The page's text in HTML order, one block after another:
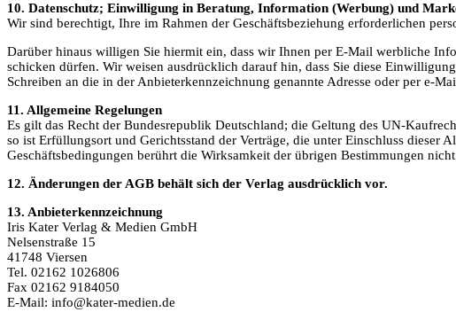
10. Datenschutz; Einwilligung in Beratung, Information (Werbung) und
Wir sind berechtigt, Ihre im Rahmen der Geschäftsbeziehung erforderlichen
Darüber hinaus willigen Sie hiermit ein, dass wir Ihnen per E-Mail werbliche
schicken dürfen. Wir weisen ausdrücklich darauf hin, dass Sie diese
Schreiben an die in der Anbieterkennzeichnung genannte Adresse oder per e-
11. Allgemeine Regelungen
Es gilt das Recht der Bundesrepublik Deutschland; die Geltung des UN-
so ist Erfüllungsort und Gerichtsstand der Verträge, die unter Einschluss dieser
Geschäftsbedingungen berührt die Wirksamkeit der übrigen Bestimmungen
12. Änderungen der AGB behält sich der Verlag ausdrücklich vor.
13. Anbieterkennzeichnung
Iris Kater Verlag & Medien GmbH
Nelsenstraße 15
41748 Viersen
Tel. 02162 1026806
Fax 02162 9184050
E-Mail: info@kater-medien.de